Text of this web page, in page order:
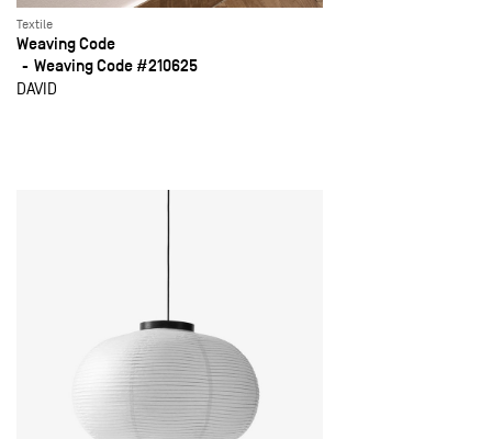
Textile
Weaving Code
Weaving Code #210625
DAVID